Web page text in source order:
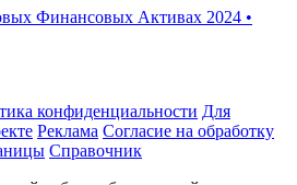
Финансовых Активах 2024 •
конфиденциальности Для
Реклама Согласие на обработку
Справочник